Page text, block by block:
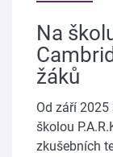
Na
žáků
Od září
školou
zkušebních